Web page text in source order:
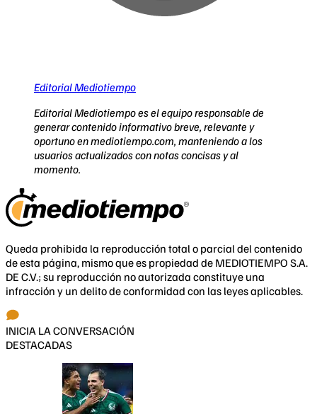
Editorial Mediotiempo
Editorial Mediotiempo es el equipo responsable de
generar contenido informativo breve, relevante y
oportuno en mediotiempo.com, manteniendo a los
usuarios actualizados con notas concisas y al
momento.
Queda prohibida la reproducción total o parcial del contenido
de esta página, mismo que es propiedad de MEDIOTIEMPO S.A.
DE C.V.; su reproducción no autorizada constituye una
infracción y un delito de conformidad con las leyes aplicables.
INICIA LA CONVERSACIÓN
DESTACADAS